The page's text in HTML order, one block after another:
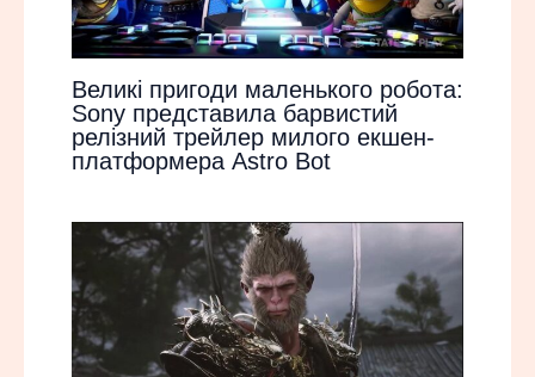
Великі пригоди маленького робота:
Sony представила барвистий
релізний трейлер милого екшен-
платформера Astro Bot